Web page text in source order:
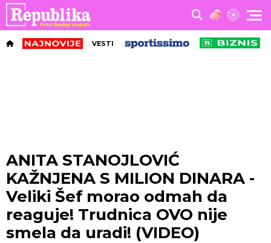
VESTI
ANITA STANOJLOVIĆ
KAŽNJENA S MILION DINARA -
Veliki Šef morao odmah da
reaguje! Trudnica OVO nije
smela da uradi! (VIDEO)